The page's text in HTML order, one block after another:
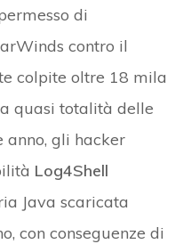
di
contro il
colpite oltre 18 mila
quasi totalità delle
anno, gli hacker
Log4Shell
Java scaricata
con conseguenze di